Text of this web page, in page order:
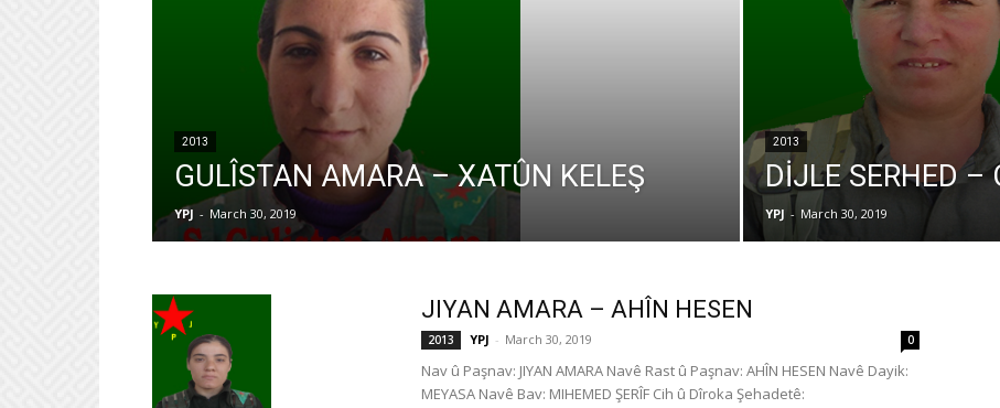
2013
GULÎSTAN AMARA – XATÛN KELEŞ
YPJ - March 30, 2019
2013
DİJLE SERHED –
YPJ - March 30, 2019
JIYAN AMARA – AHÎN HESEN
2013 YPJ - March 30, 2019 0
Nav û Paşnav: JIYAN AMARA Navê Rast û Paşnav: AHÎN HESEN Navê Dayik:
MEYASA Navê Bav: MIHEMED ŞERÎF Cih û Dîroka Şehadetê: